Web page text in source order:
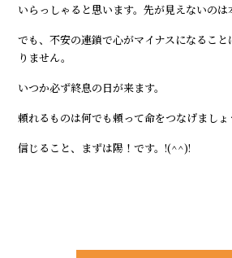
いらっしゃると思います。先が見えないのは
でも、不安の連鎖で心がマイナスになるこ
りません。
いつか必ず終息の日が来ます。
頼れるものは何でも頼って命をつなげましょ
信じること、まずは陽！です。!(^^)!